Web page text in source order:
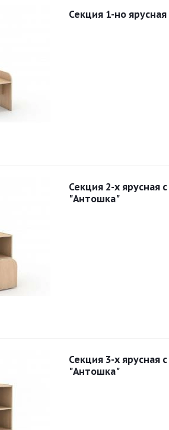
Секция 1-но
Секция 2-х ярусная
"Антошка"
Секция 3-х ярусная
"Антошка"